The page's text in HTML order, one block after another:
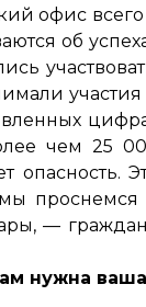
офис всего
об
участия
чем 25
мы проснемся
—
нужна ваша